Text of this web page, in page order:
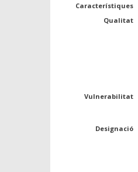
Característiques
Qualitat
Vulnerabilitat
Designació